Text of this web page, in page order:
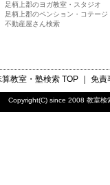
足柄上郡のヨガ教室・スタジオ
足柄上郡のペンション・コテージ
不動産屋さん検索
算教室・塾検索TOP ｜ 免責
Copyright(C) since 2008 教室検